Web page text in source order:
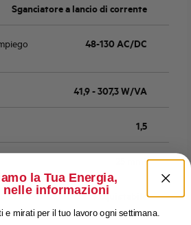
Sganciatore a lancio di corrente
48-130 AC/DC
41,9 - 307,3 W/VA
1,5
25 mm²
Acquistabile
la Tua Energia,
nelle informazioni
e mirati per il tuo lavoro ogni settimana.